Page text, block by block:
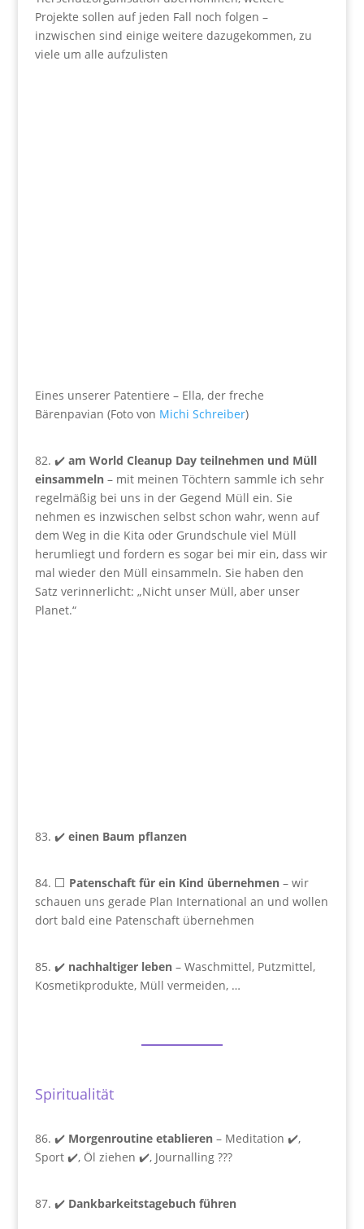
Projekte sollen auf jeden Fall noch folgen –
inzwischen sind einige weitere dazugekommen, zu
viele um alle aufzulisten
Eines unserer Patentiere – Ella, der freche
Bärenpavian (Foto von Michi Schreiber)
82. ✔️ am World Cleanup Day teilnehmen und Müll
einsammeln– mit meinen Töchtern sammle ich sehr
regelmäßig bei uns in der Gegend Müll ein. Sie
nehmen es inzwischen selbst schon wahr, wenn auf
dem Weg in die Kita oder Grundschule viel Müll
herumliegt und fordern es sogar bei mir ein, dass wir
mal wieder den Müll einsammeln. Sie haben den
Satz verinnerlicht: „Nicht unser Müll, aber unser
Planet.“
83. ✔️ einen Baum pflanzen
84. ⬜ Patenschaft für ein Kind übernehmen– wir
schauen uns gerade Plan International an und wollen
dort bald eine Patenschaft übernehmen
85. ✔️ nachhaltiger leben– Waschmittel, Putzmittel,
Kosmetikprodukte, Müll vermeiden, …
Spiritualität
86. ✔️ Morgenroutine etablieren– Meditation ✔️,
Sport ✔️, Öl ziehen ✔️, Journalling ???
87. ✔️ Dankbarkeitstagebuch führen